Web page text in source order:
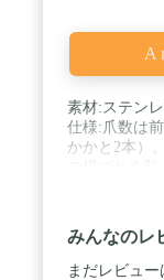
素材:ステン
仕様:爪数は
かかと2本）
ズ/S:アイレ
㎝）、M:ア
25.0㎝）、L:
～27.5㎝）、
27.0～30.0㎝
みんなのレ
まだレビュ